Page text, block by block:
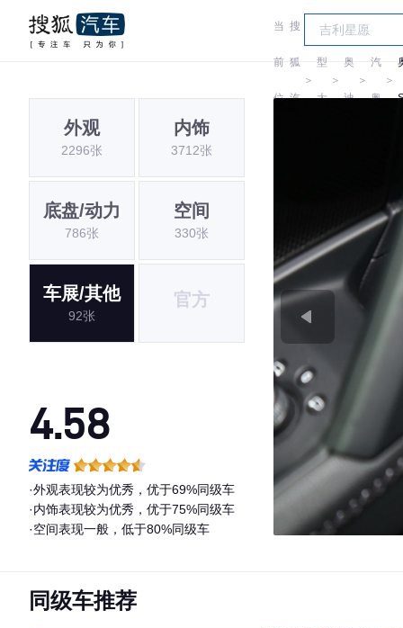
当
前
位
搜
狐
汽
＞
车
型
大
＞
奥
迪
＞
汽
奥
＞
外观
2296张
内饰
3712张
底盘/动力
786张
空间
330张
车展/其他
92张
官方
4.58
·外观表现较为优秀，优于69%同级车
·内饰表现较为优秀，优于75%同级车
·空间表现一般，低于80%同级车
同级车推荐